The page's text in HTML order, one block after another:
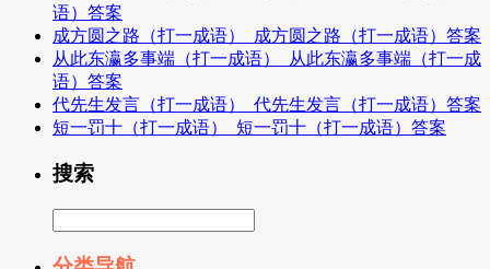
语）答案
成方圆之路（打一成语）_成方圆之路（打一成语）答案
从此东瀛多事端（打一成语）_从此东瀛多事端（打一成
语）答案
代先生发言（打一成语）_代先生发言（打一成语）答案
短一罚十（打一成语）_短一罚十（打一成语）答案
搜索